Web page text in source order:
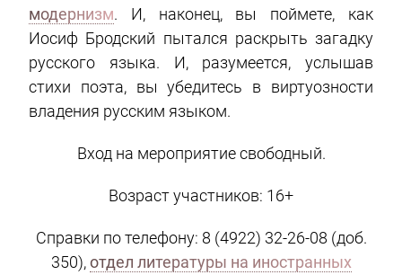
модернизм. И, наконец, вы поймете, как
Иосиф Бродский пытался раскрыть загадку
русского языка. И, разумеется, услышав
стихи поэта, вы убедитесь в виртуозности
владения русским языком.
Вход на мероприятие свободный.
Возраст участников: 16+
Справки по телефону: 8 (4922) 32-26-08 (доб.
350),отдел литературы на иностранных